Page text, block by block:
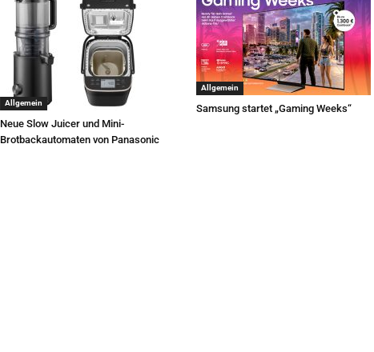
Allgemein
Neue Slow Juicer und Mini-
Brotbackautomaten von Panasonic
Allgemein
Samsung startet „Gaming Weeks“